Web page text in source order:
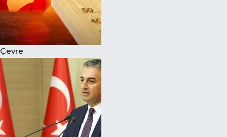
Çevre
Gündem
Magazin
Özel
Resmi İlanlar